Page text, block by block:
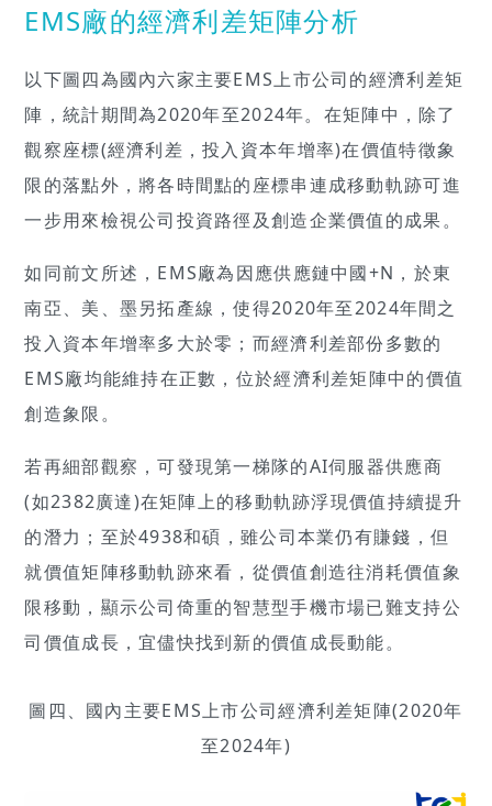
EMS廠的經濟利差矩陣分析
以下圖四為國內六家主要EMS上市公司的經濟利差矩
陣，統計期間為2020年至2024年。在矩陣中，除了
觀察座標(經濟利差，投入資本年增率)在價值特徵象
限的落點外，將各時間點的座標串連成移動軌跡可進
一步用來檢視公司投資路徑及創造企業價值的成果。
如同前文所述，EMS廠為因應供應鏈中國+N，於東
南亞、美、墨另拓產線，使得2020年至2024年間之
投入資本年增率多大於零；而經濟利差部份多數的
EMS廠均能維持在正數，位於經濟利差矩陣中的價值
創造象限。
若再細部觀察，可發現第一梯隊的AI伺服器供應商
(如2382廣達)在矩陣上的移動軌跡浮現價值持續提升
的潛力；至於4938和碩，雖公司本業仍有賺錢，但
就價值矩陣移動軌跡來看，從價值創造往消耗價值象
限移動，顯示公司倚重的智慧型手機市場已難支持公
司價值成長，宜儘快找到新的價值成長動能。
圖四、國內主要EMS上市公司經濟利差矩陣(2020年
至2024年)